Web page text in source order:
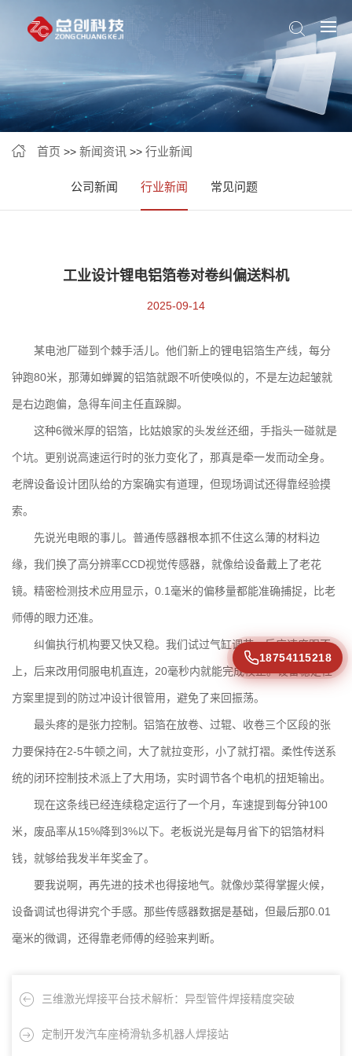
首页 >> 新闻资讯 >> 行业新闻
公司新闻 行业新闻 常见问题
工业设计锂电铝箔卷对卷纠偏送料机
2025-09-14
某电池厂碰到个棘手活儿。他们新上的锂电铝箔生产线，每分
钟跑80米，那薄如蝉翼的铝箔就跟不听使唤似的，不是左边起皱就
是右边跑偏，急得车间主任直跺脚。
这种6微米厚的铝箔，比姑娘家的头发丝还细，手指头一碰就是
个坑。更别说高速运行时的张力变化了，那真是牵一发而动全身。
老牌设备设计团队给的方案确实有道理，但现场调试还得靠经验摸
索。
先说光电眼的事儿。普通传感器根本抓不住这么薄的材料边
缘，我们换了高分辨率CCD视觉传感器，就像给设备戴上了老花
镜。 精密检测技术应用 显示，0.1毫米的偏移量都能准确捕捉，比老
师傅的眼力还准。
纠偏执行机构要又快又稳。我们试过气缸调节，反应速度跟不
上，后来改用伺服电机直连，20毫秒内就能完成校正。设备稳定性
方案里提到的防过冲设计很管用，避免了来回振荡。
最头疼的是张力控制。铝箔在放卷、过辊、收卷三个区段的张
力要保持在2-5牛顿之间，大了就拉变形，小了就打褶。 柔性传送系
统的闭环控制技术派上了大用场，实时调节各个电机的扭矩输出。
现在这条线已经连续稳定运行了一个月，车速提到每分钟100
米，废品率从15%降到3%以下。老板说光是每月省下的铝箔材料
钱，就够给我发半年奖金了。
要我说啊，再先进的技术也得接地气。就像炒菜得掌握火候，
设备调试也得讲究个手感。那些传感器数据是基础，但最后那0.01
毫米的微调，还得靠老师傅的经验来判断。
三维激光焊接平台技术解析：异型管件焊接精度突破
0.05mm定制开发汽车座椅滑轨多机器人焊接站
18754115218